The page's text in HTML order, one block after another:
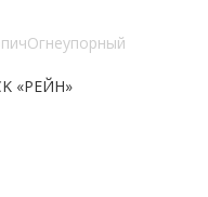
Огнеупорный
«РЕЙН»